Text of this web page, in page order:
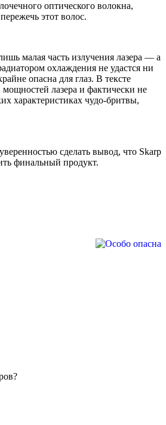
оптического волокна,
этот волос.
малая часть излучения лазера — а
охлаждения не удастся ни
опасна для глаз. В тексте
лазера и фактически не
характеристиках чудо-бритвы,
сделать вывод, что Skarp
финальный продукт.